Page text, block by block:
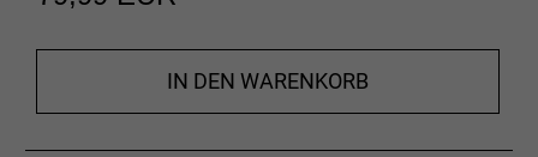
IN DEN WARENKORB